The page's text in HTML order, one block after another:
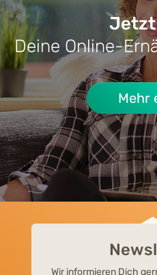
RATGEBER HUNDE-
Cushing-Syndrom
Symptome,
Jetzt
Deine Online-
Mehr
Wir informieren Dich